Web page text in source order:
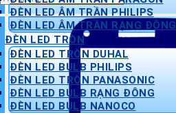
kiếm:
ĐÈN LED ÂM TRẦN PHILIPS
ĐÈN LED ÂM TRẦN RẠNG ĐÔNG
ĐÈN LED TRÒN
ĐÈN LED TRÒN DUHAL
ĐÈN LED BULB PHILIPS
ĐÈN LED TRÒN PANASONIC
ĐÈN LED BULB RẠNG ĐÔNG
ĐÈN LED BULB NANOCO